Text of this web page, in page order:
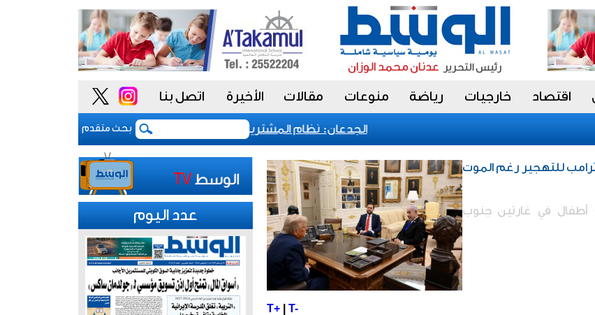
اقتصاد خارجيات رياضة منوعات مقالات الأخيرة اتصل بنا
بحث متقدم
الجدعان: نظام المشتريات يمنح الحكومة السعودية أدوات أكثر مرونة
للتهجير رغم الموت
استشهاد 20 فلسطينياً بينهم 6 أطفال في غارتين جنوب
T+| T-
عدد اليوم